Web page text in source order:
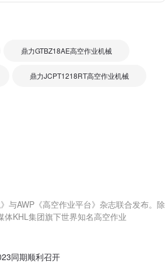
鼎力GTBZ18AE高空作业机械
鼎力JCPT1218RT高空作业机械
与AWP《高空作业平台》杂志联合发布。除
KHL集团旗下世界知名高空作业
同期顺利召开